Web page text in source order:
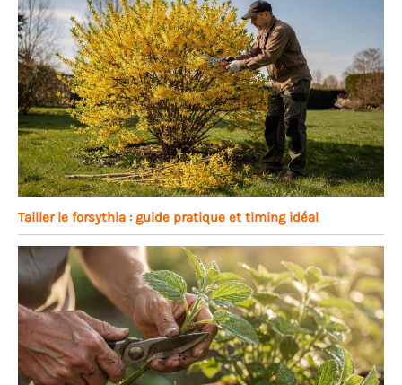
Tailler le forsythia : guide pratique et timing idéal